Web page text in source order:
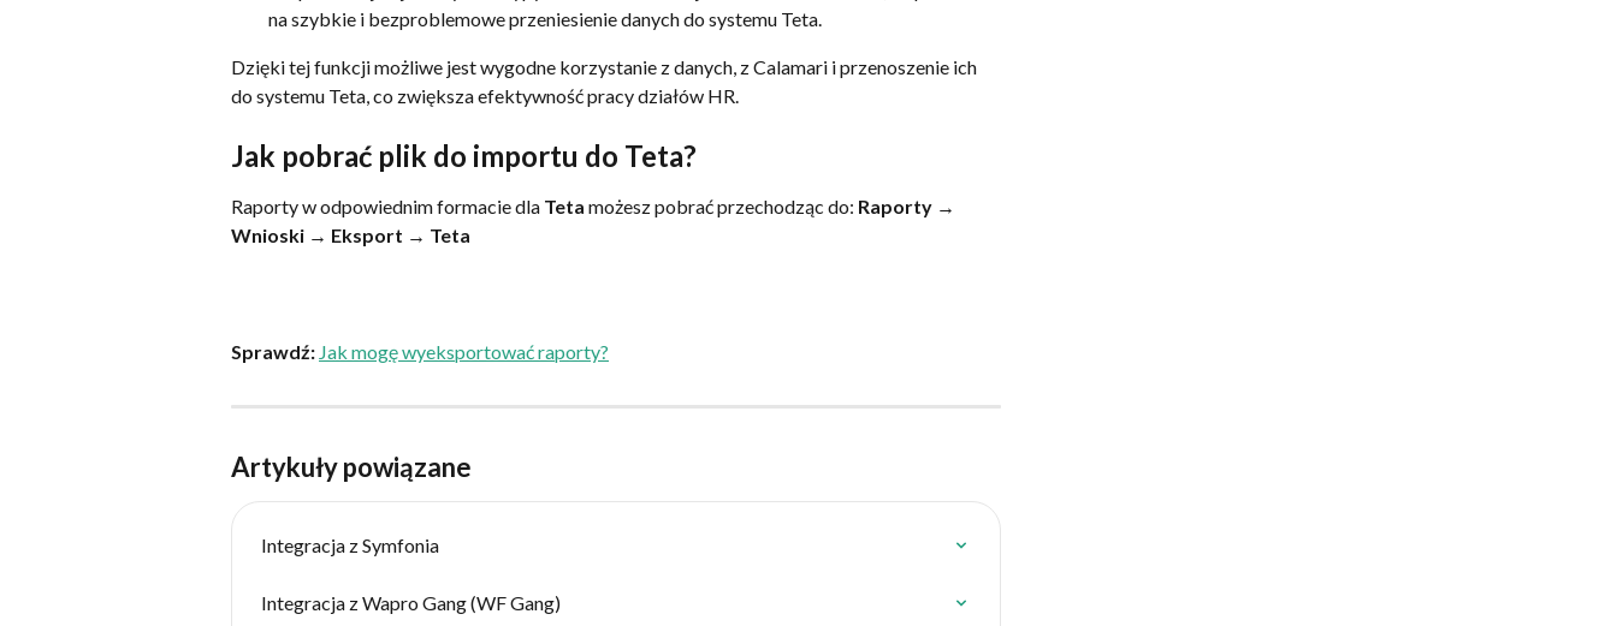
na szybkie i bezproblemowe przeniesienie danych do systemu Teta.
Dzięki tej funkcji możliwe jest wygodne korzystanie z danych, z Calamari i przenoszenie ich
do systemu Teta, co zwiększa efektywność pracy działów HR.
Jak pobrać plik do importu do Teta?
Raporty w odpowiednim formacie dla Teta możesz pobrać przechodząc do: Raporty →
Wnioski → Eksport → Teta
Sprawdź: Jak mogę wyeksportować raporty?
Artykuły powiązane
Integracja z Symfonia
Integracja z Wapro Gang (WF Gang)